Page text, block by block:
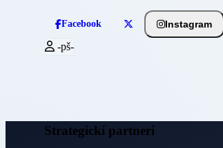
Facebook Instagram
-pš-
Strategickí partneri